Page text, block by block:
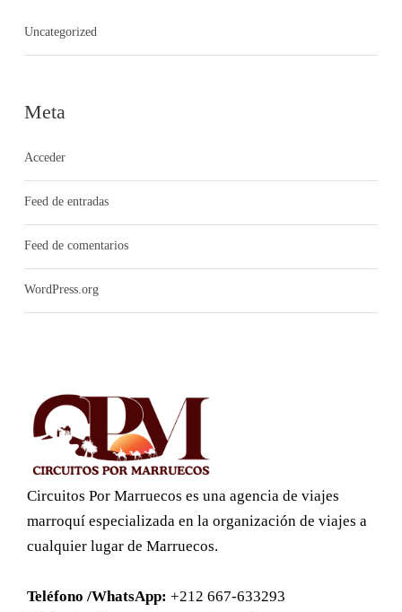
Uncategorized
Meta
Acceder
Feed de entradas
Feed de comentarios
WordPress.org
Circuitos Por Marruecos es una agencia de viajes
marroquí especializada en la organización de viajes a
cualquier lugar de Marruecos.
Teléfono /WhatsApp: +212 667-633293